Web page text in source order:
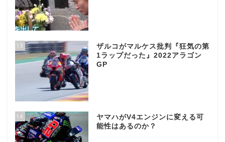
13
ザルコがマルケス批判『狂気の第
1ラップだった』2022アラゴン
GP
14
ヤマハがV4エンジンに変える可
能性はあるのか？